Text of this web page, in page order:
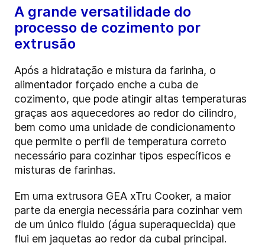
A grande versatilidade do
processo de cozimento por
extrusão
Após a hidratação e mistura da farinha, o
alimentador forçado enche a cuba de
cozimento, que pode atingir altas temperaturas
graças aos aquecedores ao redor do cilindro,
bem como uma unidade de condicionamento
que permite o perfil de temperatura correto
necessário para cozinhar tipos específicos e
misturas de farinhas.
Em uma extrusora GEA xTru Cooker, a maior
parte da energia necessária para cozinhar vem
de um único fluido (água superaquecida) que
flui em jaquetas ao redor da cubal principal.